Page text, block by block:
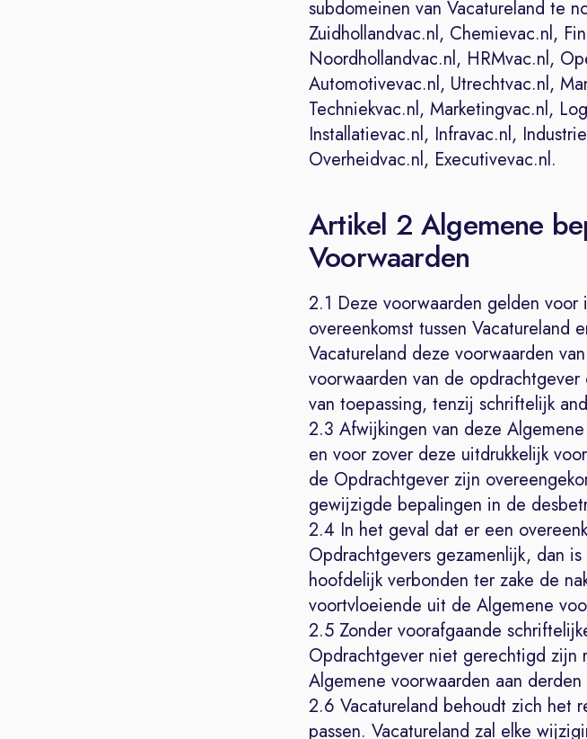
subdomeinen van Vacatureland te
Zuidhollandvac.nl, Chemievac.nl,
Noordhollandvac.nl, HRMvac.nl,
Automotivevac.nl, Utrechtvac.nl,
Techniekvac.nl, Marketingvac.nl,
Installatievac.nl, Infravac.nl,
Overheidvac.nl, Executivevac.nl.
Artikel 2 Algemene
Voorwaarden
2.1 Deze voorwaarden gelden
overeenkomst tussen Vacatureland
Vacatureland deze voorwaarden
voorwaarden van de
van toepassing, tenzij schriftelijk
2.3 Afwijkingen van deze
en voor zover deze uitdrukkelijk
de Opdrachtgever zijn
gewijzigde bepalingen in de
2.4 In het geval dat er een
Opdrachtgevers gezamenlijk, dan
hoofdelijk verbonden ter zake de
voortvloeiende uit de Algemene
2.5 Zonder voorafgaande
Opdrachtgever niet gerechtigd
Algemene voorwaarden aan
2.6 Vacatureland behoudt zich het
passen. Vacatureland zal elke